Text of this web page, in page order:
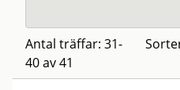
Antal träffar: 31-
40 av 41